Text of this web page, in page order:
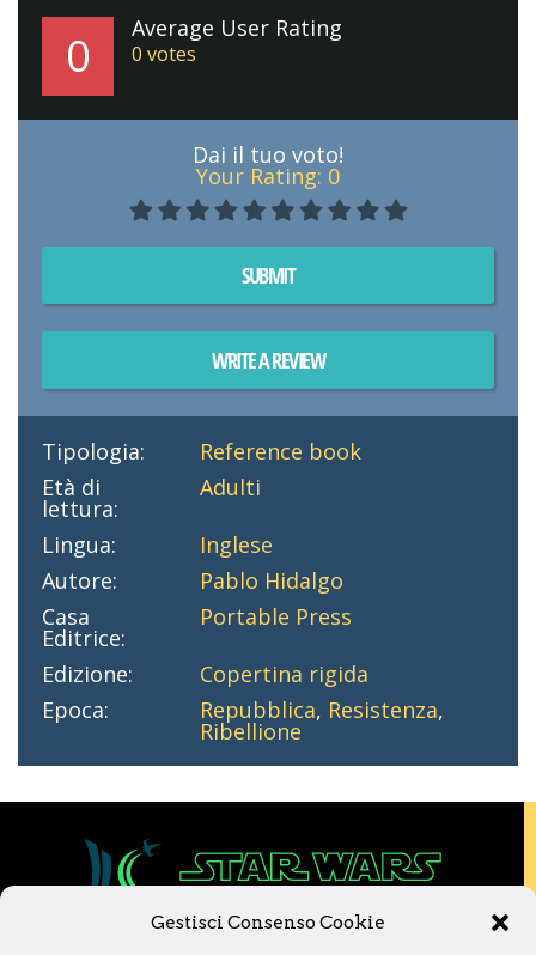
Gestisci Consenso Cookie
0 Average User Rating
0 votes
Dai il tuo voto!
Your Rating: 0
SUBMIT
WRITE A REVIEW
Tipologia:
Reference book
Età di
lettura:
Adulti
Lingua:
Inglese
Autore:
Pablo Hidalgo
Casa
Editrice:
Portable Press
Edizione:
Copertina rigida
Epoca:
Repubblica, Resistenza,
Ribellione